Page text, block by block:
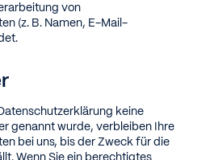
von
(z. B. Namen, E-Mail-
keine
genannt wurde, verbleiben Ihre
bei uns, bis der Zweck für die
Wenn Sie ein berechtigtes